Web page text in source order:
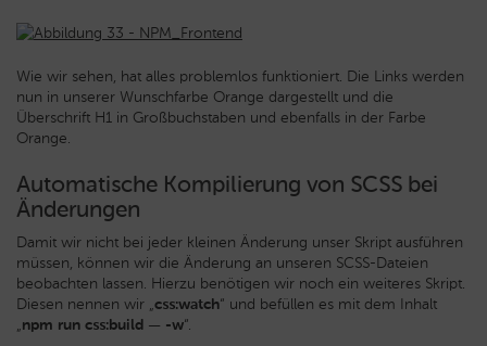
Wie wir sehen, hat alles problemlos funktioniert. Die Links werden
nun in unserer Wunschfarbe Orange dargestellt und die
Überschrift H1 in Großbuchstaben und ebenfalls in der Farbe
Orange.
Automatische Kompilierung von SCSS bei
Änderungen
Damit wir nicht bei jeder kleinen Änderung unser Skript ausführen
müssen, können wir die Änderung an unseren SCSS-Dateien
beobachten lassen. Hierzu benötigen wir noch ein weiteres Skript.
Diesen nennen wir „css:watch“ und befüllen es mit dem Inhalt
„npm run css:build — -w“.